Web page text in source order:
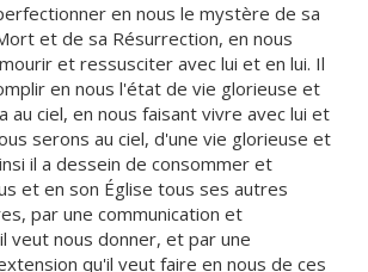
en nous le mystère de sa
et de sa Résurrection, en nous
et ressusciter avec lui et en lui. Il
en nous l'état de vie glorieuse et
au ciel, en nous faisant vivre avec lui et
serons au ciel, d'une vie glorieuse et
il a dessein de consommer et
et en son Église tous ses autres
par une communication et
veut nous donner, et par une
qu'il veut faire en nous de ces